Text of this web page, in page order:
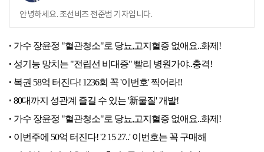
안녕하세요. 조선비즈 전준범 기자입니다.